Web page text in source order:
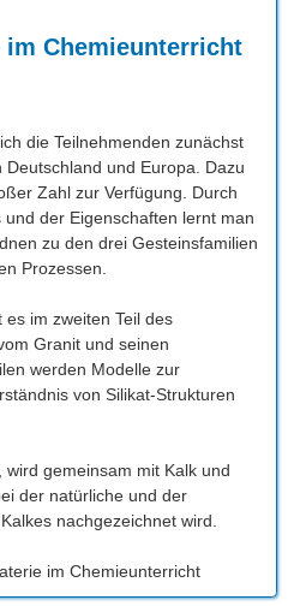
Chemieunterricht
die Teilnehmenden zunächst
und Europa. Dazu
Zahl zur Verfügung. Durch
und der Eigenschaften lernt man
zu den drei Gesteinsfamilien
Prozessen.
im zweiten Teil des
Granit und seinen
werden Modelle zur
von Silikat-Strukturen
gemeinsam mit Kalk und
der natürliche und der
nachgezeichnet wird.